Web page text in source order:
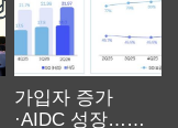
가입자 증가
·AIDC 성장…